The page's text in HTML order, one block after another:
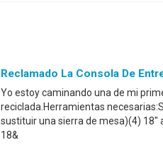
Reclamado La Consola De
Yo estoy caminando una de mi
reciclada.Herramientas
sustituir una sierra de mesa)(4) 18"
18&